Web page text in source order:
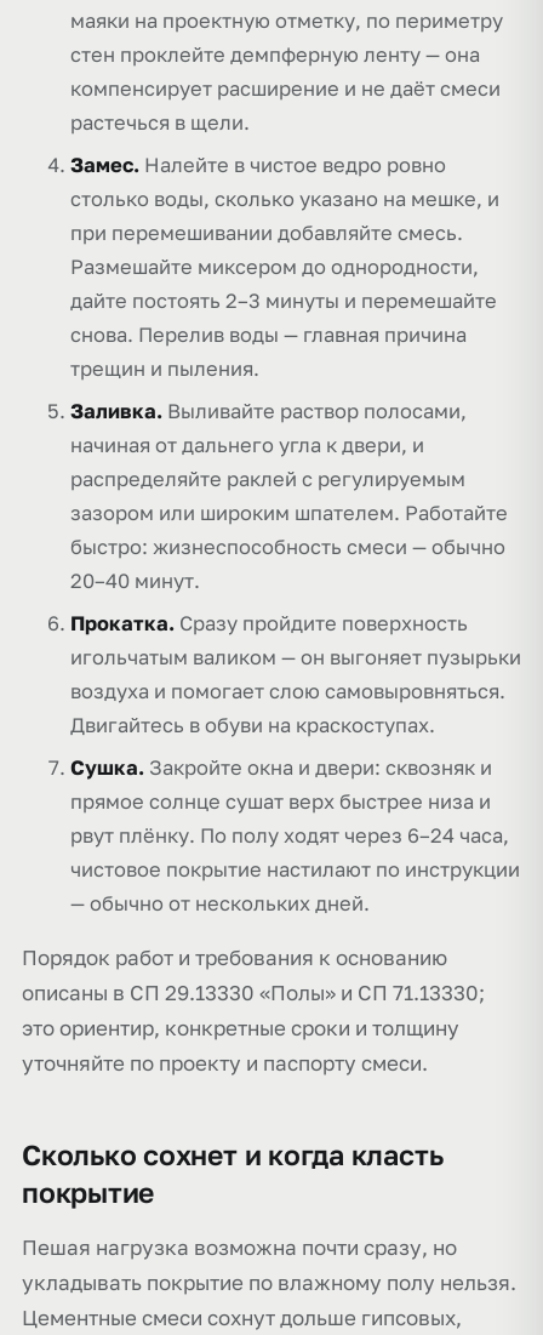
маяки на проектную отметку, по периметру
стен проклейте демпферную ленту — она
компенсирует расширение и не даёт смеси
растечься в щели.
Замес. Налейте в чистое ведро ровно
столько воды, сколько указано на мешке, и
при перемешивании добавляйте смесь.
Размешайте миксером до однородности,
дайте постоять 2–3 минуты и перемешайте
снова. Перелив воды — главная причина
трещин и пыления.
Заливка. Выливайте раствор полосами,
начиная от дальнего угла к двери, и
распределяйте раклей с регулируемым
зазором или широким шпателем. Работайте
быстро: жизнеспособность смеси — обычно
20–40 минут.
Прокатка. Сразу пройдите поверхность
игольчатым валиком — он выгоняет пузырьки
воздуха и помогает слою самовыровняться.
Двигайтесь в обуви на краскоступах.
Сушка. Закройте окна и двери: сквозняк и
прямое солнце сушат верх быстрее низа и
рвут плёнку. По полу ходят через 6–24 часа,
чистовое покрытие настилают по инструкции
— обычно от нескольких дней.
Порядок работ и требования к основанию
описаны в СП 29.13330 «Полы» и СП 71.13330;
это ориентир, конкретные сроки и толщину
уточняйте по проекту и паспорту смеси.
Сколько сохнет и когда класть
покрытие
Пешая нагрузка возможна почти сразу, но
укладывать покрытие по влажному полу нельзя.
Цементные смеси сохнут дольше гипсовых,